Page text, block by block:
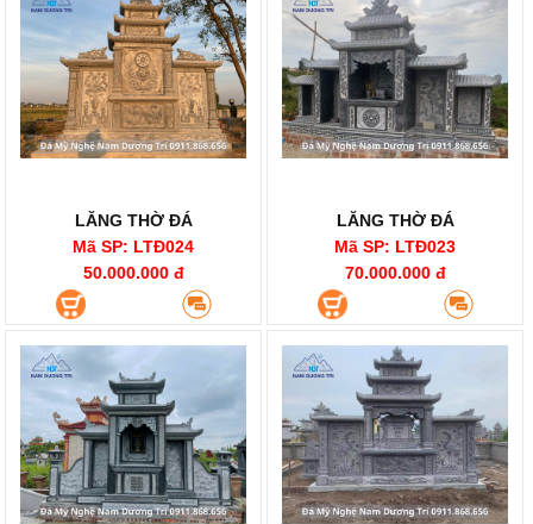
LĂNG THỜ ĐÁ
Mã SP: LTĐ024
50.000.000 đ
LĂNG THỜ ĐÁ
Mã SP: LTĐ023
70.000.000 đ